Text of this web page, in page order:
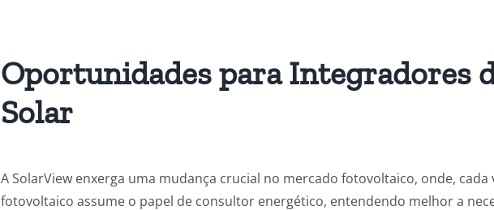
Oportunidades para Integradores
Solar
A SolarView enxerga uma mudança crucial no mercado fotovoltaico, onde,
fotovoltaico assume o papel de consultor energético, entendendo melhor a